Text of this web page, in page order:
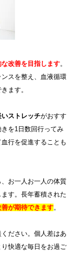
改善を目指します。
スを整え、血液循環
ます。
ストレッチがおすす
を1日数回行ってみ
行を促進することも
お一人お一人の体質
す。長年蓄積された
が期待できます。
ださい。個人差はあ
快適な毎日をお過ご